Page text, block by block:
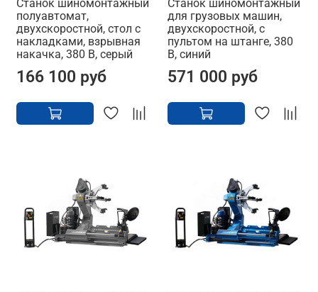
Станок шиномонтажный
полуавтомат,
двухскоростной, стол с
накладками, взрывная
накачка, 380 В, серый
166 100 руб
Станок шиномонтажный
для грузовых машин,
двухскоростной, с
пультом на штанге, 380
В, синий
571 000 руб